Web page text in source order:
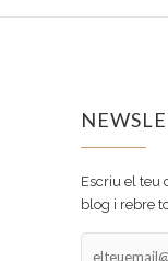
Escriu el teu
blog i rebre